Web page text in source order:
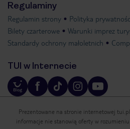
Regulaminy
Regulamin strony Polityka
Bilety czarterowe
Warunki imprez
Standardy ochrony małoletnich
TUI w Internecie
Prezentowane na stronie internetowej
informacje nie stanowią oferty w